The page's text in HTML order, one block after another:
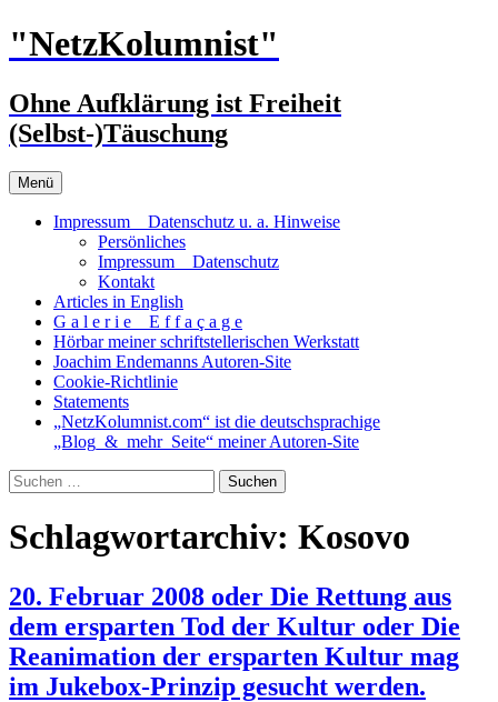
Zum
Inhalt
"NetzKolumnist"
Ohne Aufklärung ist Freiheit
(Selbst-)Täuschung
Menü
Impressum _ Datenschutz u. a. Hinweise
Persönliches
Impressum _ Datenschutz
Kontakt
Articles in English
G a l e r i e _ E f f a ç a g e
Hörbar meiner schriftstellerischen Werkstatt
Joachim Endemanns Autoren-Site
Cookie-Richtlinie
Statements
„NetzKolumnist.com“ ist die deutschsprachige
„Blog_&_mehr_Seite“ meiner Autoren-Site
Suchen
nach:
Schlagwortarchiv: Kosovo
20. Februar 2008 oder Die Rettung aus
dem ersparten Tod der Kultur oder Die
Reanimation der ersparten Kultur mag
im Jukebox-Prinzip gesucht werden.